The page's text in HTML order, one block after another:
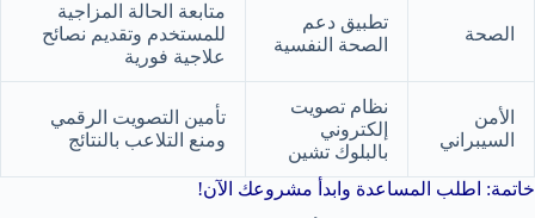
الصحة
تطبيق دعم
الصحة النفسية
متابعة الحالة المزاجية
للمستخدم وتقديم نصائح
علاجية فورية
الأمن
السيبراني
نظام تصويت
إلكتروني
بالبلوك تشين
تأمين التصويت الرقمي
ومنع التلاعب بالنتائج
خاتمة: اطلب المساعدة وابدأ مشروعك الآن!